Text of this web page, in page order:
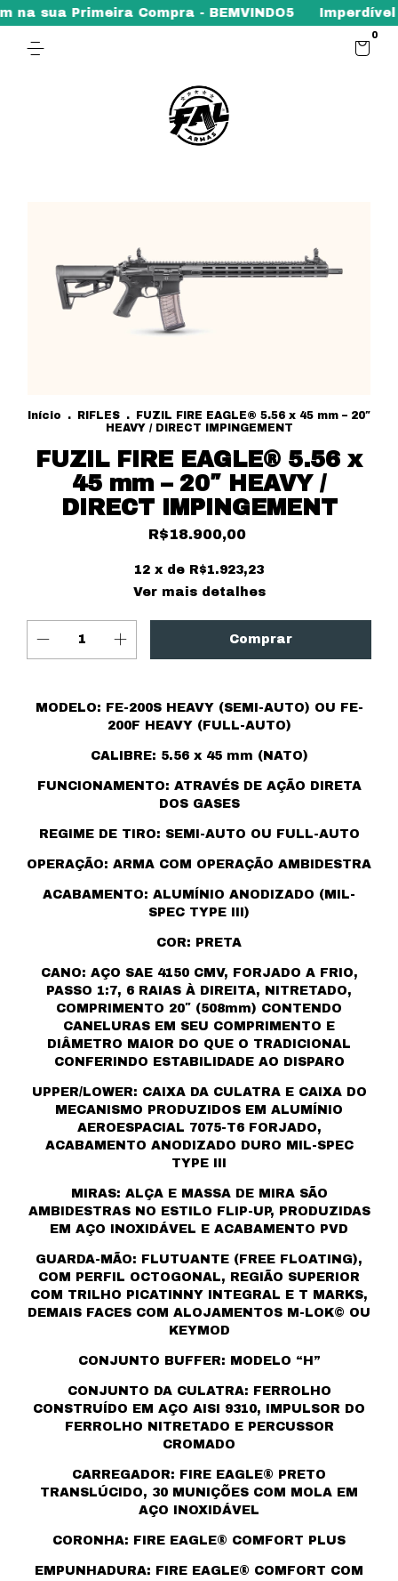
Compra - BEMVINDO5 Imperdível -
0
Início . RIFLES .
FUZIL FIRE EAGLE® 5.56 x 45 mm – 20″
HEAVY / DIRECT IMPINGEMENT
FUZIL FIRE EAGLE® 5.56 x
45 mm – 20″ HEAVY /
DIRECT IMPINGEMENT
R$18.900,00
12 x de R$1.923,23
Ver mais detalhes
MODELO: FE-200S HEAVY (SEMI-AUTO) OU FE-
200F HEAVY (FULL-AUTO)
CALIBRE: 5.56 x 45 mm (NATO)
FUNCIONAMENTO: ATRAVÉS DE AÇÃO DIRETA
DOS GASES
REGIME DE TIRO: SEMI-AUTO OU FULL-AUTO
OPERAÇÃO: ARMA COM OPERAÇÃO AMBIDESTRA
ACABAMENTO: ALUMÍNIO ANODIZADO (MIL-
SPEC TYPE III)
COR: PRETA
CANO: AÇO SAE 4150 CMV, FORJADO A FRIO,
PASSO 1:7, 6 RAIAS À DIREITA, NITRETADO,
COMPRIMENTO 20″ (508mm) CONTENDO
CANELURAS EM SEU COMPRIMENTO E
DIÂMETRO MAIOR DO QUE O TRADICIONAL
CONFERINDO ESTABILIDADE AO DISPARO
UPPER/LOWER: CAIXA DA CULATRA E CAIXA DO
MECANISMO PRODUZIDOS EM ALUMÍNIO
AEROESPACIAL 7075-T6 FORJADO,
ACABAMENTO ANODIZADO DURO MIL-SPEC
TYPE III
MIRAS: ALÇA E MASSA DE MIRA SÃO
AMBIDESTRAS NO ESTILO FLIP-UP, PRODUZIDAS
EM AÇO INOXIDÁVEL E ACABAMENTO PVD
GUARDA-MÃO: FLUTUANTE (FREE FLOATING),
COM PERFIL OCTOGONAL, REGIÃO SUPERIOR
COM TRILHO PICATINNY INTEGRAL E T MARKS,
DEMAIS FACES COM ALOJAMENTOS M-LOK© OU
KEYMOD
CONJUNTO BUFFER: MODELO “H”
CONJUNTO DA CULATRA: FERROLHO
CONSTRUÍDO EM AÇO AISI 9310, IMPULSOR DO
FERROLHO NITRETADO E PERCUSSOR
CROMADO
CARREGADOR: FIRE EAGLE® PRETO
TRANSLÚCIDO, 30 MUNIÇÕES COM MOLA EM
AÇO INOXIDÁVEL
CORONHA: FIRE EAGLE® COMFORT PLUS
EMPUNHADURA: FIRE EAGLE® COMFORT COM